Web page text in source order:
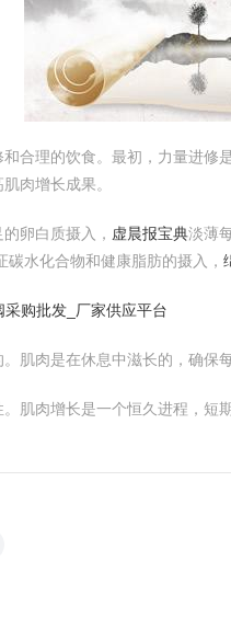
合理的饮食。最初，力量进
肉增长成果。
卵白质摄入， 虚晨报宝典淡薄
碳水化合物和健康脂肪的摄入，
购批发_厂家供应平台
肌肉是在休息中滋长的，确保
肌肉增长是一个恒久进程，